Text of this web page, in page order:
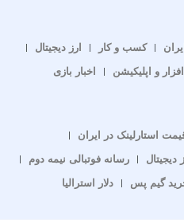
کسب و کار
ارز دیجیتال
و اپلیکیشن اخبار بازی
استارلینک در ایران
دیجیتال
رسانه فوتبالی نیمه دوم
گیم پس دلار استرالیا